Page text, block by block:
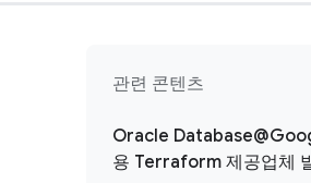
관련 콘텐츠
Oracle
용 Terraform 제공업체